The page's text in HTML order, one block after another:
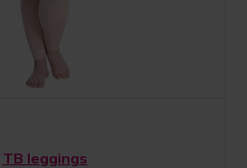
TB leggings